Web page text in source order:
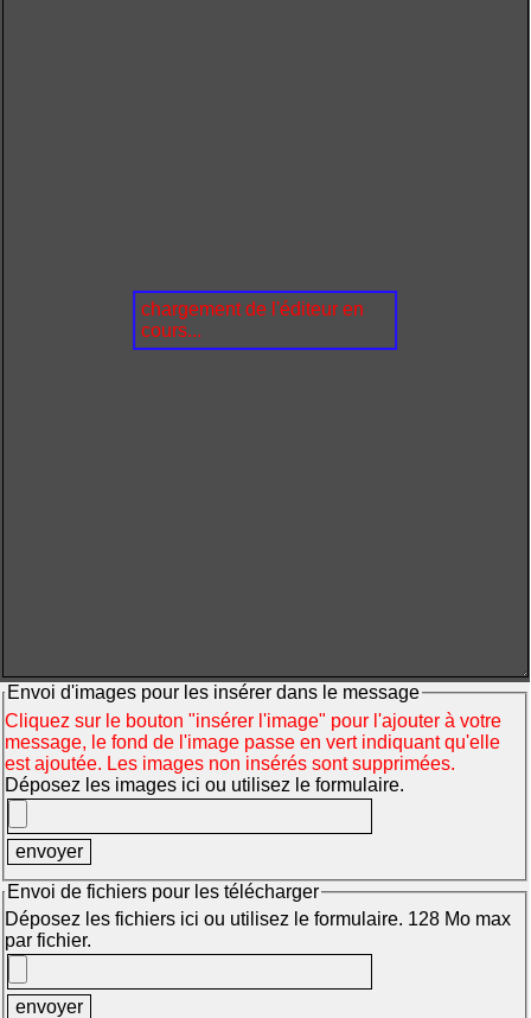
chargement de l'éditeur en
cours...
Envoi d'images pour les insérer dans le message
Cliquez sur le bouton "insérer l'image" pour l'ajouter à votre
message, le fond de l'image passe en vert indiquant qu'elle
est ajoutée. Les images non insérés sont supprimées.
Déposez les images ici ou utilisez le formulaire.
Envoi de fichiers pour les télécharger
Déposez les fichiers ici ou utilisez le formulaire. 128 Mo max
par fichier.